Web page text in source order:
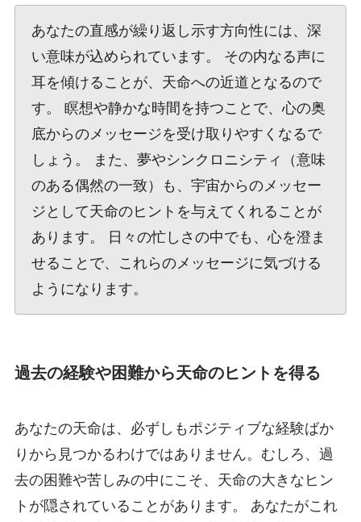
あなたの直感が繰り返し示す方向性には、深
い意味が込められています。 その内なる声に
耳を傾けることが、天命への近道となるので
す。 瞑想や静かな時間を持つことで、心の奥
底からのメッセージを受け取りやすくなるで
しょう。 また、夢やシンクロニシティ（意味
のある偶然の一致）も、宇宙からのメッセー
ジとして天命のヒントを与えてくれることが
あります。 日々の忙しさの中でも、心を澄ま
せることで、これらのメッセージに気づける
ようになります。
過去の経験や困難から天命のヒントを得る
あなたの天命は、必ずしもポジティブな経験ばか
りから見つかるわけではありません。むしろ、過
去の困難や苦しみの中にこそ、天命の大きなヒン
トが隠されていることがあります。 あなたがこれ